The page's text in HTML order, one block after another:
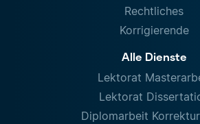
Rechtliches
Korrigierende
Alle Dienste
Lektorat
Lektorat
Diplomarbeit